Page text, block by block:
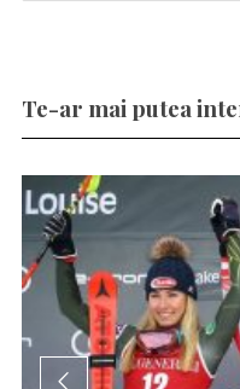
Te-ar mai putea